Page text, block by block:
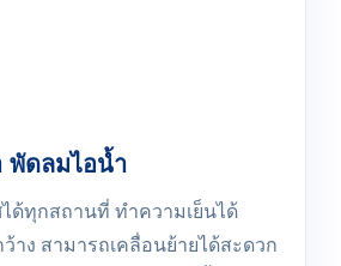
พัดลมไอน้ำ
ด้ทุกสถานที่ ทำความเย็นได้
ง สามารถเคลื่อนย้ายได้สะดวก